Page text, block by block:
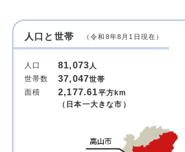
人口と世帯 （令和8年8月1日現在）
人口 81,073人
世帯数
37,047世帯
面積
2,177.61平方km
（日本一大きな市）